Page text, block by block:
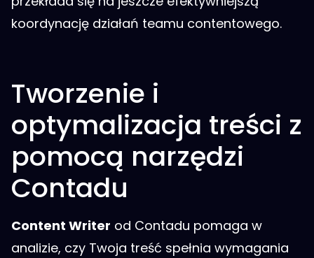
koordynację działań teamu contentowego.
Tworzenie i
optymalizacja treści z
pomocą narzędzi
Contadu
Content Writer od Contadu pomaga w
analizie, czy Twoja treść spełnia wymagania